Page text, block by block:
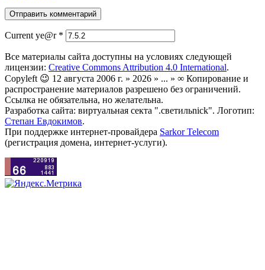
Current ye@r *
Все материалы сайта доступны на условиях следующей
лицензии: Creative Commons Attribution 4.0 International.
Copyleft 😉 12 августа 2006 г. » 2026 » ... » ∞ Копирование и
распространение материалов разрешено без ограничений.
Ссылка не обязательна, но желательна.
Разработка сайта: виртуальная секта ".светильnick". Логотип:
Степан Евдокимов.
При поддержке интернет-провайдера Sarkor Telecom
(регистрация домена, интернет-услуги).